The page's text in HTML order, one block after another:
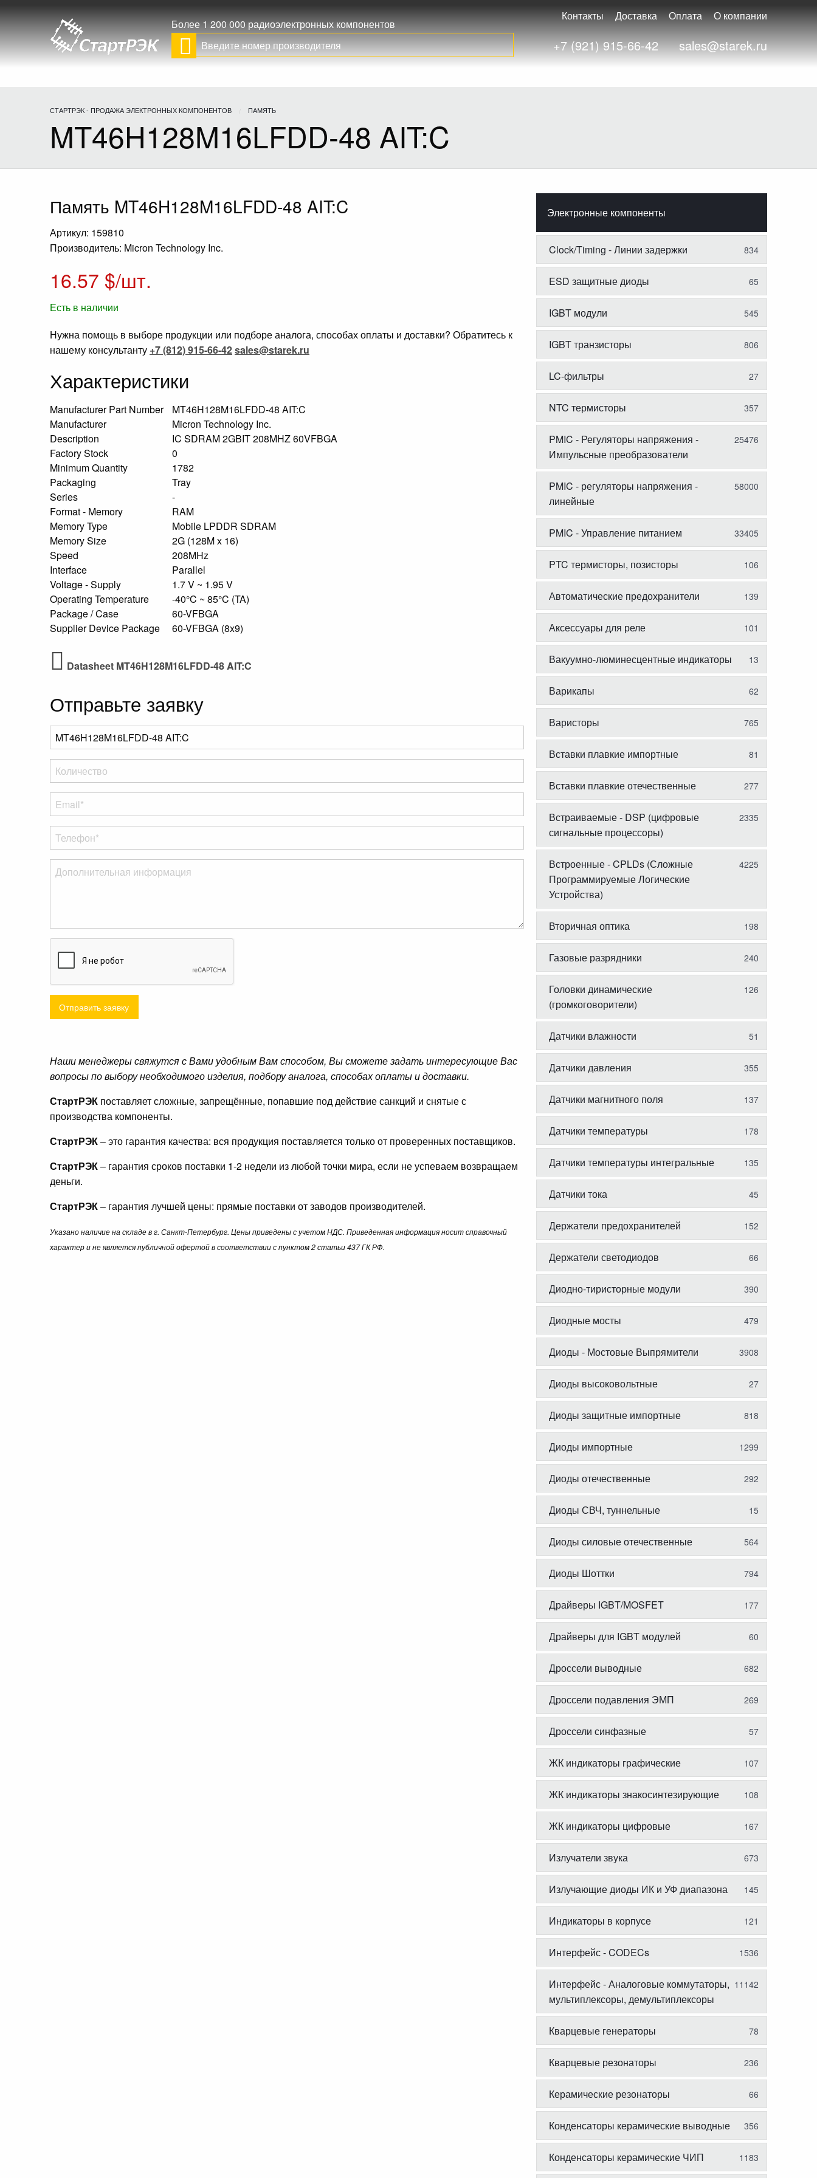
Более 1 200 000 радиоэлектронных компонентов
Контакты Доставка Оплата О компании
+7 (921) 915-66-42 sales@starek.ru
СТАРТРЭК - ПРОДАЖА ЭЛЕКТРОННЫХ КОМПОНЕНТОВ ПАМЯТЬ
MT46H128M16LFDD-48 AIT:C
Память MT46H128M16LFDD-48 AIT:C
Артикул: 159810
Производитель: Micron Technology Inc.
16.57 $/шт.
Есть в наличии
Нужна помощь в выборе продукции или подборе аналога, способах оплаты и доставки? Обратитесь к
нашему консультанту +7 (812) 915-66-42sales@starek.ru
Характеристики
Manufacturer Part Number
MT46H128M16LFDD-48 AIT:C
Manufacturer
Micron Technology Inc.
Description
IC SDRAM 2GBIT 208MHZ 60VFBGA
Factory Stock
0
Minimum Quantity
1782
Packaging
Tray
Series
-
Format - Memory
RAM
Memory Type
Mobile LPDDR SDRAM
Memory Size
2G (128M x 16)
Speed
208MHz
Interface
Parallel
Voltage - Supply
1.7 V ~ 1.95 V
Operating Temperature
-40°C ~ 85°C (TA)
Package / Case
60-VFBGA
Supplier Device Package
60-VFBGA (8x9)
Datasheet MT46H128M16LFDD-48 AIT:C
Отправьте заявку
Отправить заявку
Наши менеджеры свяжутся с Вами удобным Вам способом, Вы сможете задать интересующие Вас
вопросы по выбору необходимого изделия, подбору аналога, способах оплаты и доставки.
СтартРЭК поставляет сложные, запрещённые, попавшие под действие санкций и снятые с
производства компоненты.
СтартРЭК– это гарантия качества: вся продукция поставляется только от проверенных поставщиков.
СтартРЭК– гарантия сроков поставки 1-2 недели из любой точки мира, если не успеваем возвращаем
деньги.
СтартРЭК– гарантия лучшей цены: прямые поставки от заводов производителей.
Указано наличие на складе в г. Санкт-Петербург. Цены приведены с учетом НДС. Приведенная информация носит справочный
характер и не является публичной офертой в соответствии с пунктом 2 статьи 437 ГК РФ.
Электронные компоненты
Clock/Timing - Линии задержки 834
ESD защитные диоды 65
IGBT модули 545
IGBT транзисторы 806
LC-фильтры 27
NTC термисторы 357
PMIC - Регуляторы напряжения -
Импульсные преобразователи
25476
PMIC - регуляторы напряжения -
линейные
58000
PMIC - Управление питанием 33405
PTC термисторы, позисторы 106
Автоматические предохранители 139
Аксессуары для реле 101
Вакуумно-люминесцентные индикаторы 13
Варикапы 62
Варисторы 765
Вставки плавкие импортные 81
Вставки плавкие отечественные 277
Встраиваемые - DSP (цифровые
сигнальные процессоры)
2335
Встроенные - CPLDs (Сложные
Программируемые Логические
Устройства)
4225
Вторичная оптика 198
Газовые разрядники 240
Головки динамические
(громкоговорители)
126
Датчики влажности 51
Датчики давления 355
Датчики магнитного поля 137
Датчики температуры 178
Датчики температуры интегральные 135
Датчики тока 45
Держатели предохранителей 152
Держатели светодиодов 66
Диодно-тиристорные модули 390
Диодные мосты 479
Диоды - Мостовые Выпрямители 3908
Диоды высоковольтные 27
Диоды защитные импортные 818
Диоды импортные 1299
Диоды отечественные 292
Диоды СВЧ, туннельные 15
Диоды силовые отечественные 564
Диоды Шоттки 794
Драйверы IGBT/MOSFET 177
Драйверы для IGBT модулей 60
Дроссели выводные 682
Дроссели подавления ЭМП 269
Дроссели синфазные 57
ЖК индикаторы графические 107
ЖК индикаторы знакосинтезирующие 108
ЖК индикаторы цифровые 167
Излучатели звука 673
Излучающие диоды ИК и УФ диапазона 145
Индикаторы в корпусе 121
Интерфейс - CODECs 1536
Интерфейс - Аналоговые коммутаторы,
мультиплексоры, демультиплексоры
11142
Кварцевые генераторы 78
Кварцевые резонаторы 236
Керамические резонаторы 66
Конденсаторы керамические выводные 356
Конденсаторы керамические ЧИП 1183